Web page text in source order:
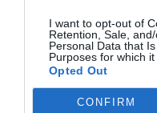
I want to opt-out of
Retention, Sale,
Personal Data that
Purposes for which it
Opted Out
CONFIRM